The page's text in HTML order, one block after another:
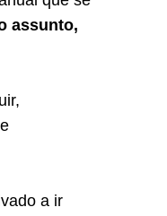
assunto,
a ir